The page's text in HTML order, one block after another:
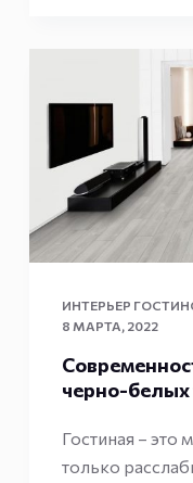
ИНТЕРЬЕР
8 МАРТА, 2022
черно-белых
Гостиная – это
только